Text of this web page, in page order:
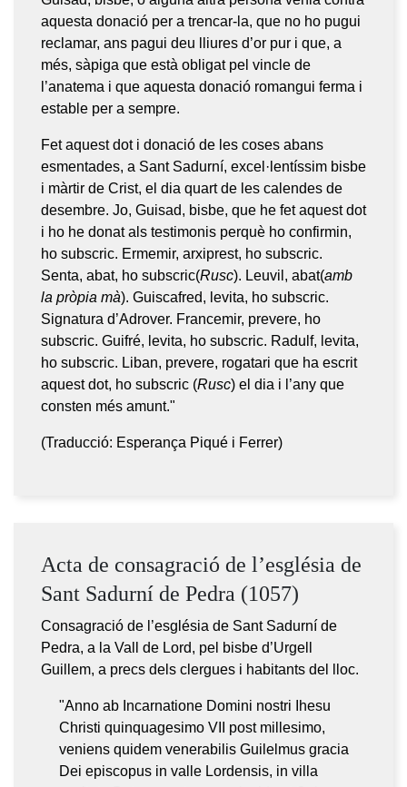
aquesta donació per a trencar-la, que no ho pugui
reclamar, ans pagui deu lliures d’or pur i que, a
més, sàpiga que està obligat pel vincle de
l’anatema i que aquesta donació romangui ferma i
estable per a sempre.
Fet aquest dot i donació de les coses abans
esmentades, a Sant Sadurní, excel·lentíssim bisbe
i màrtir de Crist, el dia quart de les calendes de
desembre. Jo, Guisad, bisbe, que he fet aquest dot
i ho he donat als testimonis perquè ho confirmin,
ho subscric. Ermemir, arxiprest, ho subscric.
Senta, abat, ho subscric(Rusc). Leuvil, abat(amb
la pròpia mà). Guiscafred, levita, ho subscric.
Signatura d’Adrover. Francemir, prevere, ho
subscric. Guifré, levita, ho subscric. Radulf, levita,
ho subscric. Liban, prevere, rogatari que ha escrit
aquest dot, ho subscric (Rusc) el dia i l’any que
consten més amunt."
(Traducció: Esperança Piqué i Ferrer)
Acta de consagració de l’església de
Sant Sadurní de Pedra (1057)
Consagració de l’església de Sant Sadurní de
Pedra, a la Vall de Lord, pel bisbe d’Urgell
Guillem, a precs dels clergues i habitants del lloc.
"Anno ab Incarnatione Domini nostri Ihesu
Christi quinquagesimo VII post millesimo,
veniens quidem venerabilis Guilelmus gracia
Dei episcopus in valle Lordensis, in villa